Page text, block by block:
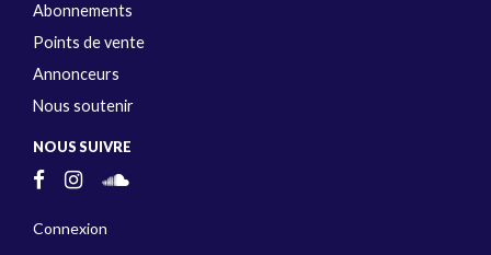
Abonnements
Points de vente
Annonceurs
Nous soutenir
NOUS SUIVRE
Connexion